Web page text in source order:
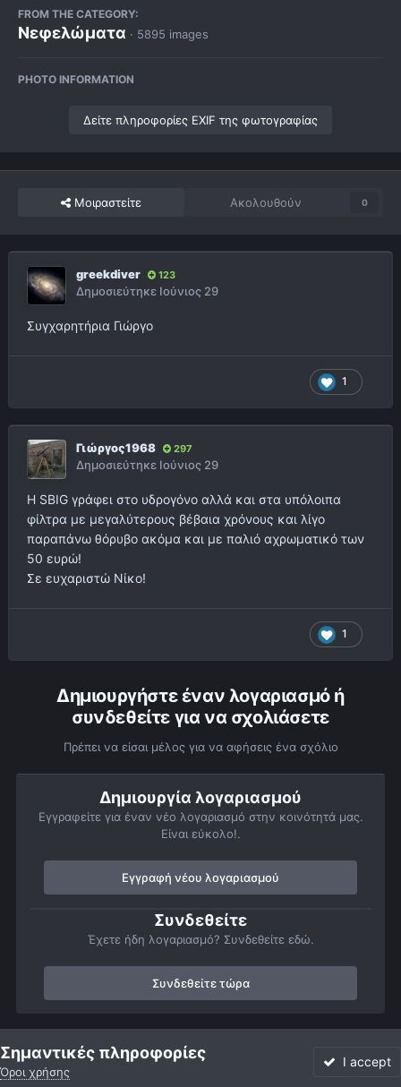
FROM THE CATEGORY:
Νεφελώματα · 5895 images
PHOTO INFORMATION
Δείτε πληροφορίες EXIF της φωτογραφίας
Μοιραστείτε Ακολουθούν 0
greekdiver 123
Δημοσιεύτηκε Ιούνιος 29
Συγχαρητήρια Γιώργο
1
Γιώργος1968 297
Δημοσιεύτηκε Ιούνιος 29
Η SBIG γράφει στο υδρογόνο αλλά και στα υπόλοιπα
φίλτρα με μεγαλύτερους βέβαια χρόνους και λίγο
παραπάνω θόρυβο ακόμα και με παλιό αχρωματικό των
50 ευρώ!
Σε ευχαριστώ Νίκο!
1
Δημιουργήστε έναν λογαριασμό ή
συνδεθείτε για να σχολιάσετε
Πρέπει να είσαι μέλος για να αφήσεις ένα σχόλιο
Δημιουργία λογαριασμού
Εγγραφείτε για έναν νέο λογαριασμό στην κοινότητά μας.
Είναι εύκολο!.
Εγγραφή νέου λογαριασμού
Συνδεθείτε
Έχετε ήδη λογαριασμό? Συνδεθείτε εδώ.
Συνδεθείτε τώρα
Αρχή Αστροφωτογραφίες Βαθύς Ουρανός
Σημαντικές πληροφορίες
Όροι χρήσης
I accept
Forum